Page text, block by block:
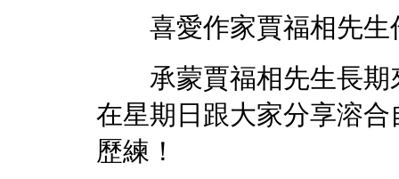
喜愛作家賈福相先生
承蒙賈福相先生長期
在星期日跟大家分享溶
歷練！